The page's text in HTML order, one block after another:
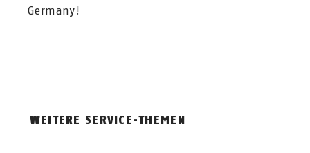
Germany!
WEITERE SERVICE-THEMEN